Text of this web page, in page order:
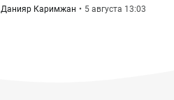
Данияр Каримжан 5 августа 13:03